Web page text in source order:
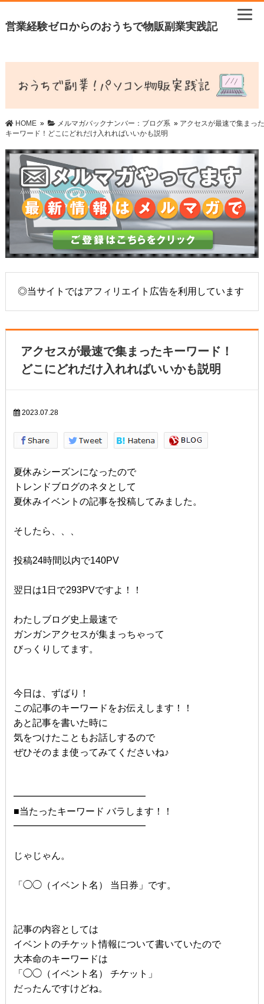
営業経験ゼロからのおうちで物販副業実践記
HOME» メルマガバックナンバー：ブログ系» アクセスが最速で集まった
キーワード！どこにどれだけ入れればいいかも説明
◎当サイトではアフィリエイト広告を利用しています
アクセスが最速で集まったキーワード！
どこにどれだけ入れればいいかも説明
2023.07.28
夏休みシーズンになったので
トレンドブログのネタとして
夏休みイベントの記事を投稿してみました。
そしたら、、、
投稿24時間以内で140PV
翌日は1日で293PVですよ！！
わたしブログ史上最速で
ガンガンアクセスが集まっちゃって
びっくりしてます。
今日は、ずばり！
この記事のキーワードをお伝えします！！
あと記事を書いた時に
気をつけたこともお話しするので
ぜひそのまま使ってみてくださいね♪
━━━━━━━━━━━━━━
■当たったキーワード バラします！！
━━━━━━━━━━━━━━
じゃじゃん。
「◯◯（イベント名） 当日券」です。
記事の内容としては
イベントのチケット情報について書いていたので
大本命のキーワードは
「◯◯（イベント名） チケット」
だったんですけどね。